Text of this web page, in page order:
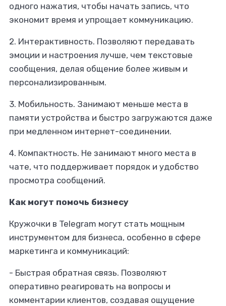
одного нажатия, чтобы начать запись, что
экономит время и упрощает коммуникацию.
2. Интерактивность. Позволяют передавать
эмоции и настроения лучше, чем текстовые
сообщения, делая общение более живым и
персонализированным.
3. Мобильность. Занимают меньше места в
памяти устройства и быстро загружаются даже
при медленном интернет-соединении.
4. Компактность. Не занимают много места в
чате, что поддерживает порядок и удобство
просмотра сообщений.
Как могут помочь бизнесу
Кружочки в Telegram могут стать мощным
инструментом для бизнеса, особенно в сфере
маркетинга и коммуникаций:
- Быстрая обратная связь. Позволяют
оперативно реагировать на вопросы и
комментарии клиентов, создавая ощущение